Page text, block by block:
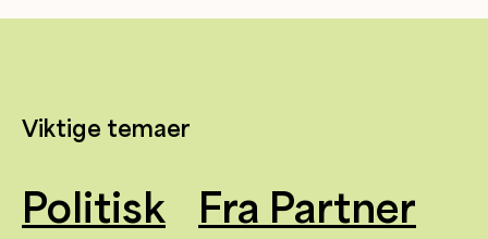
Viktige temaer
Politisk
Fra Partner